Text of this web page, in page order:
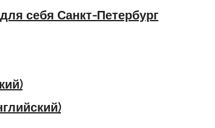
себя Санкт-Петербург
)
)